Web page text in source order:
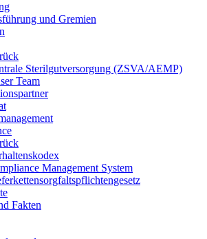
und Gremien
Sterilgutversorgung (ZSVA/AEMP)
Team
Management System
Fakten